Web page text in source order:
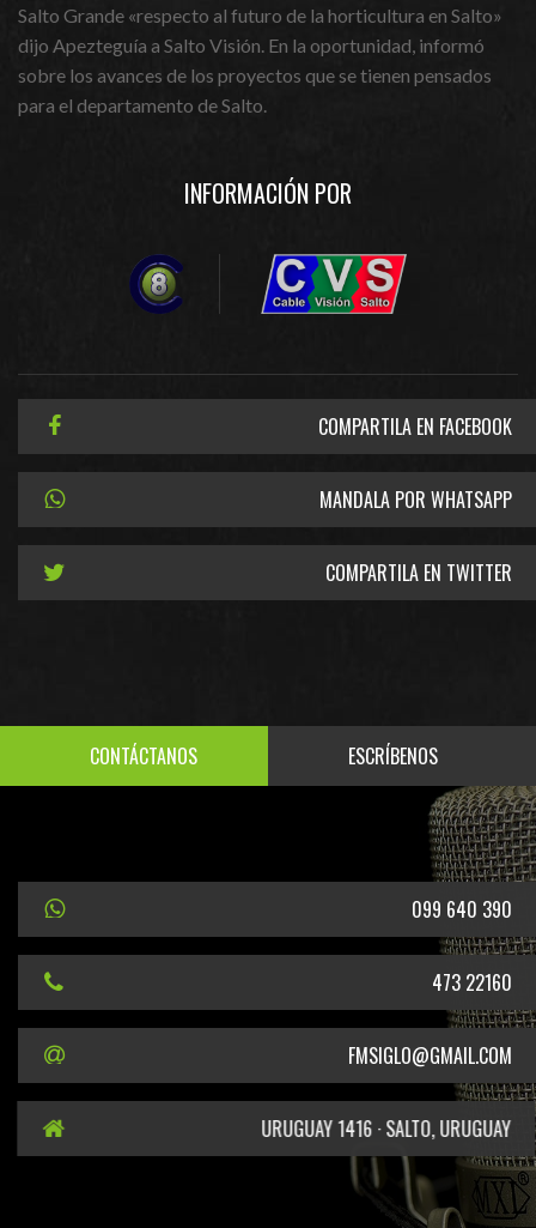
Salto Grande «respecto al futuro de la horticultura en Salto»
dijo Apezteguía a Salto Visión. En la oportunidad, informó
sobre los avances de los proyectos que se tienen pensados
para el departamento de Salto.
INFORMACIÓN POR
COMPARTILA EN FACEBOOK
MANDALA POR WHATSAPP
COMPARTILA EN TWITTER
CONTÁCTANOS ESCRÍBENOS
099 640 390
473 22160
FMSIGLO@GMAIL.COM
URUGUAY 1416 · SALTO, URUGUAY